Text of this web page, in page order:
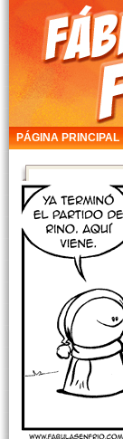
PÁGINA PRINCIPAL